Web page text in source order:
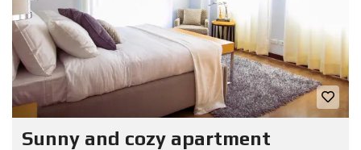
Sunny and cozy apartment